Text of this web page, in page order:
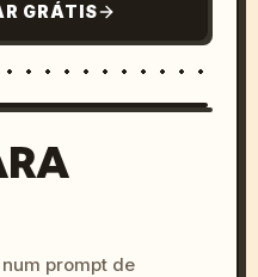
GRÁTIS
colors, 8k --v 6.0
prompt de